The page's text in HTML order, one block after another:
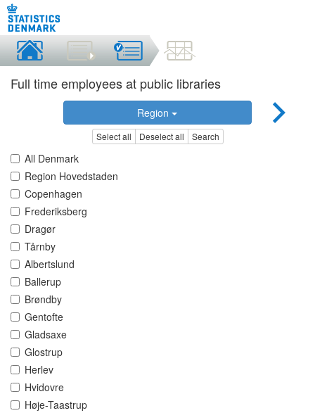
Full time employees at public libraries
Region
Select all Deselect all Search
All Denmark
Region Hovedstaden
Copenhagen
Frederiksberg
Dragør
Tårnby
Albertslund
Ballerup
Brøndby
Gentofte
Gladsaxe
Glostrup
Herlev
Hvidovre
Høje-Taastrup